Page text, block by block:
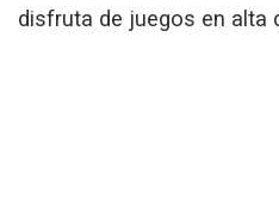
disfruta de juegos en alta